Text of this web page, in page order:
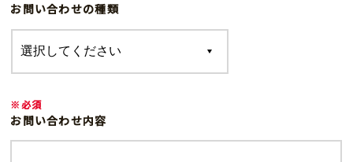
お問い合わせの種類
※必須
お問い合わせ内容